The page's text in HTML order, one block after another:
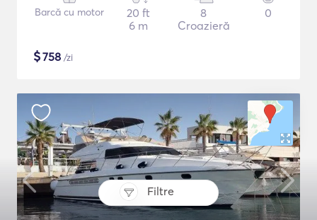
Filtre
Barcă cu motor
20 ft
6 m
8
Croazieră
0
$758 /zi